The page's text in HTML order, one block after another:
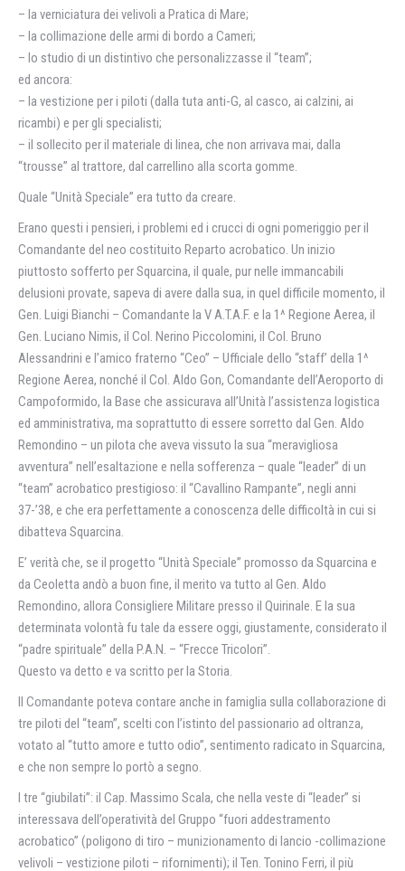
– la verniciatura dei velivoli a Pratica di Mare;
– la collimazione delle armi di bordo a Cameri;
– lo studio di un distintivo che personalizzasse il “team”;
ed ancora:
– la vestizione per i piloti (dalla tuta anti-G, al casco, ai calzini, ai
ricambi) e per gli specialisti;
– il sollecito per il materiale di linea, che non arrivava mai, dalla
“trousse” al trattore, dal carrellino alla scorta gomme.
Quale “Unità Speciale” era tutto da creare.
Erano questi i pensieri, i problemi ed i crucci di ogni pomeriggio per il
Comandante del neo costituito Reparto acrobatico. Un inizio
piuttosto sofferto per Squarcina, il quale, pur nelle immancabili
delusioni provate, sapeva di avere dalla sua, in quel difficile momento, il
Gen. Luigi Bianchi – Comandante la V A.T.A.F. e la 1^ Regione Aerea, il
Gen. Luciano Nimis, il Col. Nerino Piccolomini, il Col. Bruno
Alessandrini e l’amico fraterno “Ceo” – Ufficiale dello “staff’ della 1^
Regione Aerea, nonché il Col. Aldo Gon, Comandante dell’Aeroporto di
Campoformido, la Base che assicurava all’Unità l’assistenza logistica
ed amministrativa, ma soprattutto di essere sorretto dal Gen. Aldo
Remondino – un pilota che aveva vissuto la sua “meravigliosa
avventura” nell’esaltazione e nella sofferenza – quale “leader” di un
“team” acrobatico prestigioso: il “Cavallino Rampante”, negli anni
37-’38, e che era perfettamente a conoscenza delle difficoltà in cui si
dibatteva Squarcina.
E’ verità che, se il progetto “Unità Speciale” promosso da Squarcina e
da Ceoletta andò a buon fine, il merito va tutto al Gen. Aldo
Remondino, allora Consigliere Militare presso il Quirinale. E la sua
determinata volontà fu tale da essere oggi, giustamente, considerato il
“padre spirituale” della P.A.N. – “Frecce Tricolori”.
Questo va detto e va scritto per la Storia.
Il Comandante poteva contare anche in famiglia sulla collaborazione di
tre piloti del “team”, scelti con l’istinto del passionario ad oltranza,
votato al “tutto amore e tutto odio”, sentimento radicato in Squarcina,
e che non sempre lo portò a segno.
I tre “giubilati”: il Cap. Massimo Scala, che nella veste di “leader” si
interessava dell’operatività del Gruppo “fuori addestramento
acrobatico” (poligono di tiro – munizionamento di lancio -collimazione
velivoli – vestizione piloti – rifornimenti); il Ten. Tonino Ferri, il più